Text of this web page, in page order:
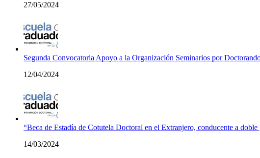
27/05/2024
Segunda Convocatoria Apoyo a la Organización Seminarios por
12/04/2024
“Beca de Estadía de Cotutela Doctoral en el Extranjero, conducente a
14/03/2024